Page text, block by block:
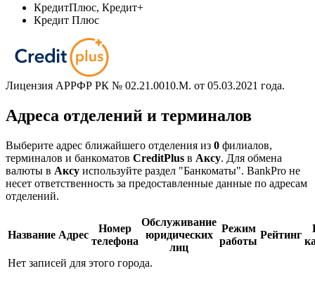
КредитПлюс, Кредит+
Кредит Плюс
Лицензия АРРФР РК № 02.21.0010.M. от 05.03.2021 года.
Адреса отделений и терминалов
Выберите адрес ближайшего отделения из 0 филиалов,
терминалов и банкоматов CreditPlus в Аксу. Для обмена
валюты в Аксу используйте раздел "Банкоматы". BankPro не
несет ответственность за предоставленные данные по адресам
отделений.
Название Адрес
Номер
телефона
Обслуживание
юридических
лиц
Режим
работы
Рейтинг
Нет записей для этого города.